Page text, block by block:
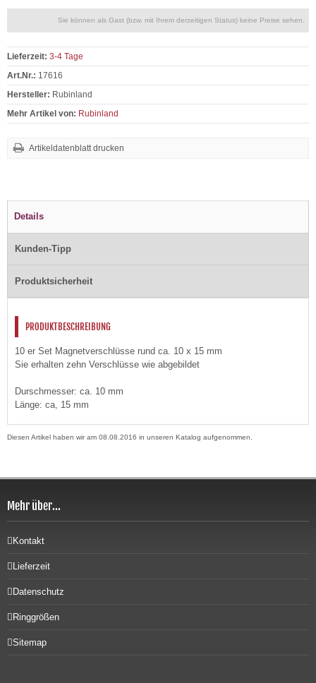
Sie können als Gast (bzw. mit Ihrem derzeitigen Status) keine Preise sehen.
Lieferzeit: 3-4 Tage
Art.Nr.: 17616
Hersteller: Rubinland
Mehr Artikel von: Rubinland
Artikeldatenblatt drucken
Details
Kunden-Tipp
Produktsicherheit
PRODUKTBESCHREIBUNG
10 er Set Magnetverschlüsse rund ca. 10 x 15 mm
Sie erhalten zehn Verschlüsse wie abgebildet
Durschmesser: ca. 10 mm
Länge: ca, 15 mm
Diesen Artikel haben wir am 08.08.2016 in unseren Katalog aufgenommen.
Mehr über...
Kontakt
Lieferzeit
Datenschutz
Ringgrößen
Sitemap